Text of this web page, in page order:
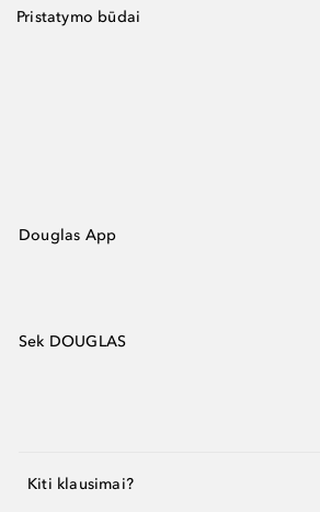
Pristatymo būdai
Douglas App
Sek DOUGLAS
Kiti klausimai?